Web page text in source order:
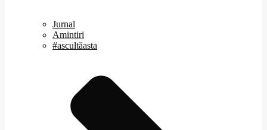
Jurnal
Amintiri
#ascultăasta